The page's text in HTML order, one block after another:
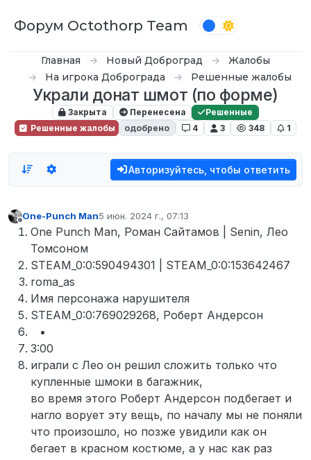
Форум Octothorp Team
Главная Новый Доброград
Жалобы
На игрока Доброграда
Решенные жалобы
Украли донат шмот (по форме)
Закрыта Перенесена
Решенные
Решенные жалобы
одобрено 4 3 348 1
Авторизуйтесь, чтобы ответить
Не в сети
One-Punch Man5 июн. 2024 г., 07:13
отредактировано
One Punch Man, Роман Сайтамов | Senin, Лео
Томсоном
STEAM_0:0:590494301 | STEAM_0:0:153642467
roma_as
Имя персонажа нарушителя
STEAM_0:0:769029268, Роберт Андерсон
3:00
играли с Лео он решил сложить только что
купленные шмоки в багажник,
во время этого Роберт Андерсон подбегает и
нагло ворует эту вещь, по началу мы не поняли
что произошло, но позже увидили как он
бегает в красном костюме, а у нас как раз